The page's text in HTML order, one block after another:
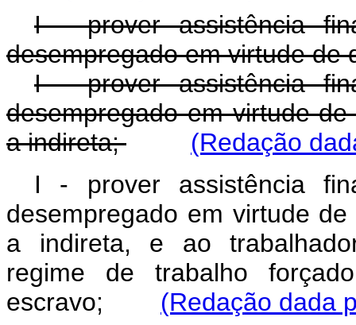
I - prover assistência
desempregado em virtude de
I - prover assistência
desempregado em virtude
a indireta;
(Redação
I - prover assistência
desempregado em virtude
a indireta, e ao
regime de trabalho
escravo; (Redação dada